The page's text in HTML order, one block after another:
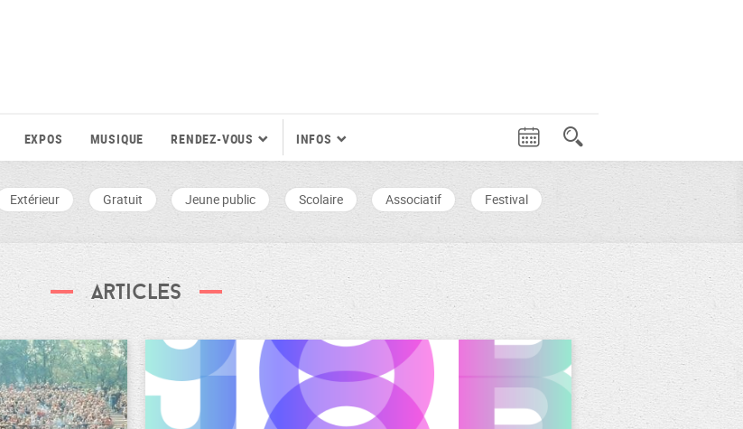
EXPOS MUSIQUE RENDEZ-VOUS INFOS
Extérieur Gratuit Jeune public Scolaire Associatif Festival
Articles